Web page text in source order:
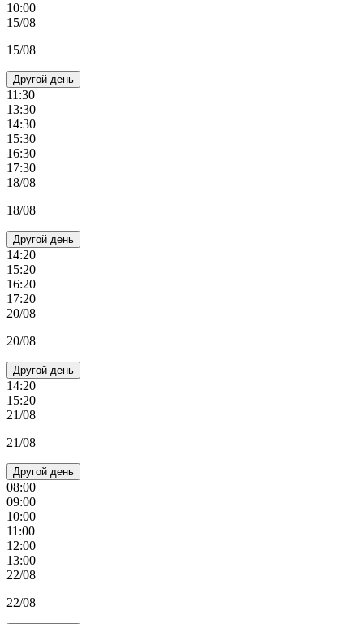
10:00
15/08
15/08
Другой день
11:30
13:30
14:30
15:30
16:30
17:30
18/08
18/08
Другой день
14:20
15:20
16:20
17:20
20/08
20/08
Другой день
14:20
15:20
21/08
21/08
Другой день
08:00
09:00
10:00
11:00
12:00
13:00
22/08
22/08